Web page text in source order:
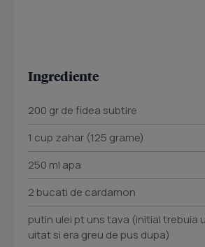
Ingrediente
200 gr de fidea subtire
1 cup zahar (125 grame)
250 ml apa
2 bucati de cardamon
putin ulei pt uns tava (initial trebuia
uitat si era greu de pus dupa)